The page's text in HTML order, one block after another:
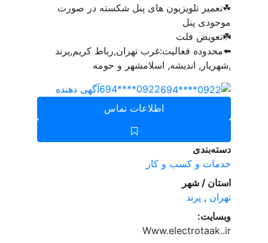
☘تعمیر تلویزیون های پنل شکسته در صورت
موجودی پنل
☘️تعویض فلت
⬅️محدوده فعالیت:غرب تهران,رباط کریم,پرند
,شهریار, اندیشه, اسلامشهر و حومه
0922****694
آگهی دهنده
اطلاعات تماس
دسته‌بندی
خدمات و کسب و کار
استان / شهر
تهران , پرند
وبسایت:
Www.electrotaak..ir